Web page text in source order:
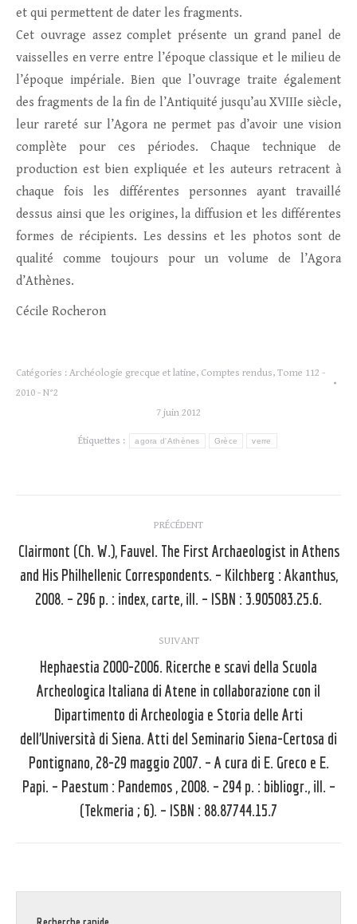
et qui permettent de dater les fragments.
Cet ouvrage assez complet présente un grand panel de
vaisselles en verre entre l’époque classique et le milieu de
l’époque impériale. Bien que l’ouvrage traite également
des fragments de la fin de l’Antiquité jusqu’au XVIIIe siècle,
leur rareté sur l’Agora ne permet pas d’avoir une vision
complète pour ces périodes. Chaque technique de
production est bien expliquée et les auteurs retracent à
chaque fois les différentes personnes ayant travaillé
dessus ainsi que les origines, la diffusion et les différentes
formes de récipients. Les dessins et les photos sont de
qualité comme toujours pour un volume de l’Agora
d’Athènes.
Cécile Rocheron
Catégories : Archéologie grecque et latine, Comptes rendus, Tome 112 -
2010 - N°2
7 juin 2012
Étiquettes : agora d'Athènes Grèce verre
article
PRÉCÉDENT
Article
précédent
Clairmont (Ch. W.), Fauvel. The First Archaeologist in Athens
and His Philhellenic Correspondents. – Kilchberg : Akanthus,
2008. – 296 p. : index, carte, ill. – ISBN : 3.905083.25.6.
SUIVANT
Article
suivant
Hephaestia 2000-2006. Ricerche e scavi della Scuola
Archeologica Italiana di Atene in collaborazione con il
Dipartimento di Archeologia e Storia delle Arti
dell’Università di Siena. Atti del Seminario Siena-Certosa di
Pontignano, 28-29 maggio 2007. – A cura di E. Greco e E.
Papi. – Paestum : Pandemos , 2008. – 294 p. : bibliogr., ill. –
(Tekmeria ; 6). – ISBN : 88.87744.15.7